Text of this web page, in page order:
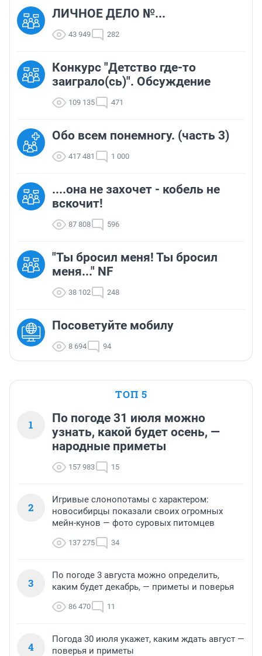
ЛИЧНОЕ ДЕЛО №...
43 949 282
Конкурс "Детство где-то
заиграло(сь)". Обсуждение
109 135 471
Обо всем понемногу. (часть 3)
417 481 1 000
....она не захочет - кобель не
вскочит!
87 808 596
"Ты бросил меня! Ты бросил
меня..." NF
38 102 248
Посоветуйте мобилу
8 694 94
ТОП 5
1
По погоде 31 июля можно
узнать, какой будет осень, —
народные приметы
157 983 15
2
Игривые слонопотамы с характером:
новосибирцы показали своих огромных
мейн-кунов — фото суровых питомцев
137 275 34
3
По погоде 3 августа можно определить,
каким будет декабрь, — приметы и поверья
86 470 11
4
Погода 30 июля укажет, каким ждать август —
поверья и приметы